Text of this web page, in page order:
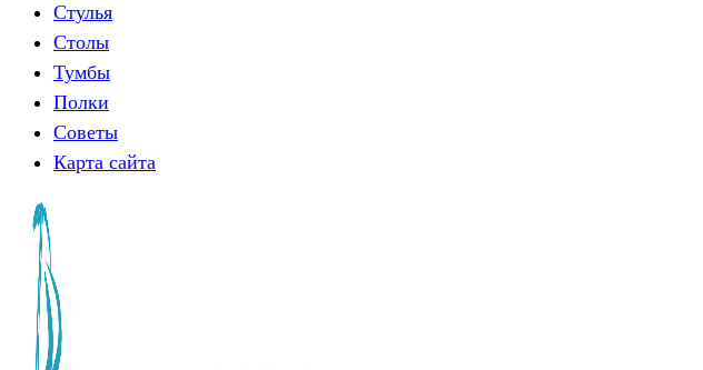
Стулья
Столы
Тумбы
Полки
Советы
Карта сайта